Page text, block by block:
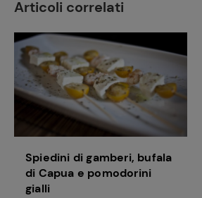
Articoli correlati
Spiedini di gamberi, bufala
di Capua e pomodorini
gialli